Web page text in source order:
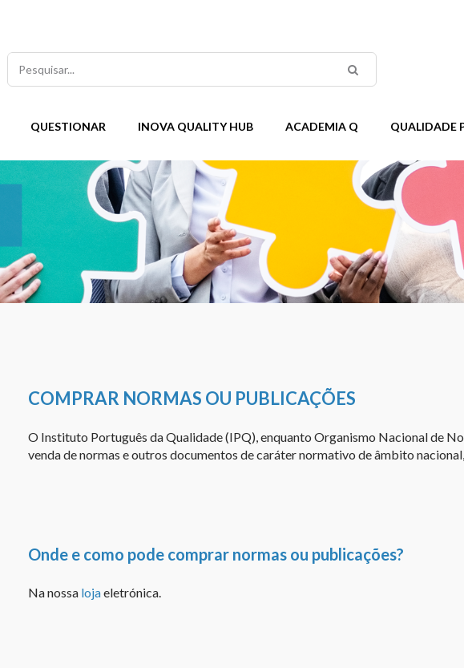
Pesquisar
QUESTIONAR INOVA QUALITY HUB ACADEMIA Q QUALIDADE
COMPRAR NORMAS OU PUBLICAÇÕES
O Instituto Português da Qualidade (IPQ), enquanto Organismo Nacional de
venda de normas e outros documentos de caráter normativo de âmbito
Onde e como pode comprar normas ou publicações?
Na nossa lojaeletrónica.